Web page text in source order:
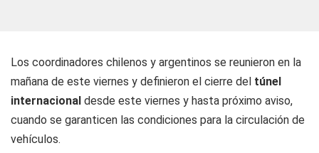
Los coordinadores chilenos y argentinos se reunieron en la
mañana de este viernes y definieron el cierre del túnel
internacional desde este viernes y hasta próximo aviso,
cuando se garanticen las condiciones para la circulación de
vehículos.